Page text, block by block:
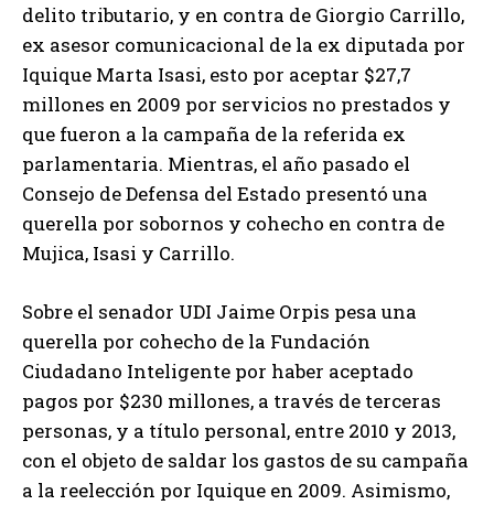
delito tributario, y en contra de Giorgio Carrillo,
ex asesor comunicacional de la ex diputada por
Iquique Marta Isasi, esto por aceptar $27,7
millones en 2009 por servicios no prestados y
que fueron a la campaña de la referida ex
parlamentaria. Mientras, el año pasado el
Consejo de Defensa del Estado presentó una
querella por sobornos y cohecho en contra de
Mujica, Isasi y Carrillo.
Sobre el senador UDI Jaime Orpis pesa una
querella por cohecho de la Fundación
Ciudadano Inteligente por haber aceptado
pagos por $230 millones, a través de terceras
personas, y a título personal, entre 2010 y 2013,
con el objeto de saldar los gastos de su campaña
a la reelección por Iquique en 2009. Asimismo,